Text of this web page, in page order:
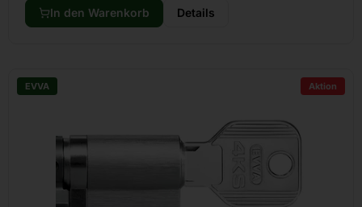
In den Warenkorb Details
Aktion
EVVA